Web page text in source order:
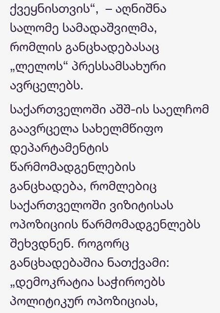
ქვეყნისთვის“, – აღნიშნა
სალომე სამადაშვილმა,
რომლის განცხადებასაც
„ლელოს“ პრესსამსახური
ავრცელებს.
საქართველოში აშშ-ის საელჩომ
გაავრცელა სახელმწიფო
დეპარტამენტის
წარმომადგენლების
განცხადება, რომლებიც
საქართველოში ვიზიტისას
ოპოზიციის წარმომადგენლებს
შეხვდნენ. როგორც
განცხადებაშია ნათქვამი:
„დემოკრატია საჭიროებს
პოლიტიკურ ოპოზიციას,